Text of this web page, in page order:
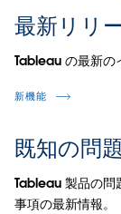
最新リリ
Tableau の最新の
新機能
既知の問題
Tableau 製品の問
事項の最新情報。